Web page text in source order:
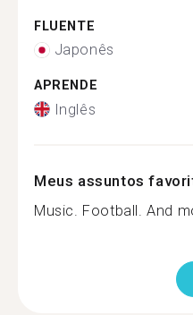
FLUENTE
Japonês
APRENDE
Inglês
Meus assuntos
Music. Football. And